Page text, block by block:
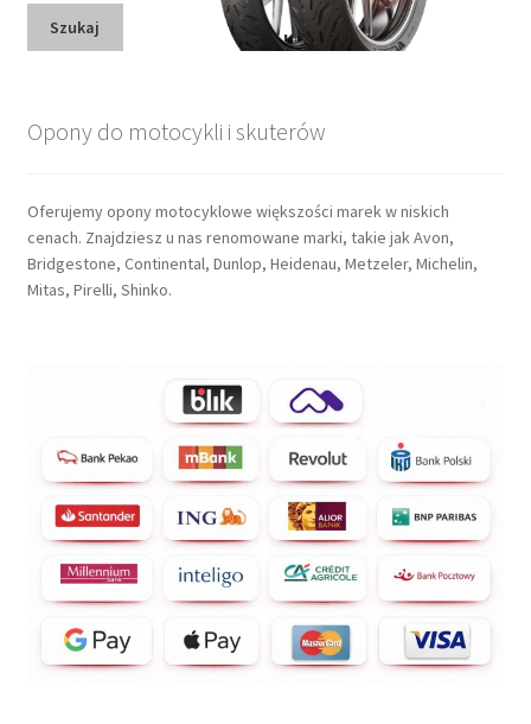
Szukaj
Opony do motocykli i skuterów
Oferujemy opony motocyklowe większości marek w niskich
cenach. Znajdziesz u nas renomowane marki, takie jak Avon,
Bridgestone, Continental, Dunlop, Heidenau, Metzeler, Michelin,
Mitas, Pirelli, Shinko.